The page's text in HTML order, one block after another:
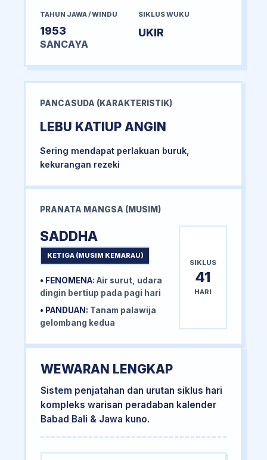
TAHUN JAWA / WINDU
1953
SANCAYA
SIKLUS WUKU
UKIR
PANCASUDA (KARAKTERISTIK)
LEBU KATIUP ANGIN
Sering mendapat perlakuan buruk,
kekurangan rezeki
PRANATA MANGSA (MUSIM)
SADDHA
KETIGA (MUSIM KEMARAU)
• FENOMENA: Air surut, udara
dingin bertiup pada pagi hari
• PANDUAN: Tanam palawija
gelombang kedua
SIKLUS
41
HARI
WEWARAN LENGKAP
Sistem penjatahan dan urutan siklus hari
kompleks warisan peradaban kalender
Babad Bali & Jawa kuno.